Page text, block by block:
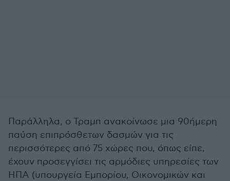
Παράλληλα, ο Τραμπ ανακοίνωσε μια 90ήμερη
παύση επιπρόσθετων δασμών για τις
περισσότερες από 75 χώρες που, όπως είπε,
έχουν προσεγγίσει τις αρμόδιες υπηρεσίες των
ΗΠΑ (υπουργεία Εμπορίου, Οικονομικών και